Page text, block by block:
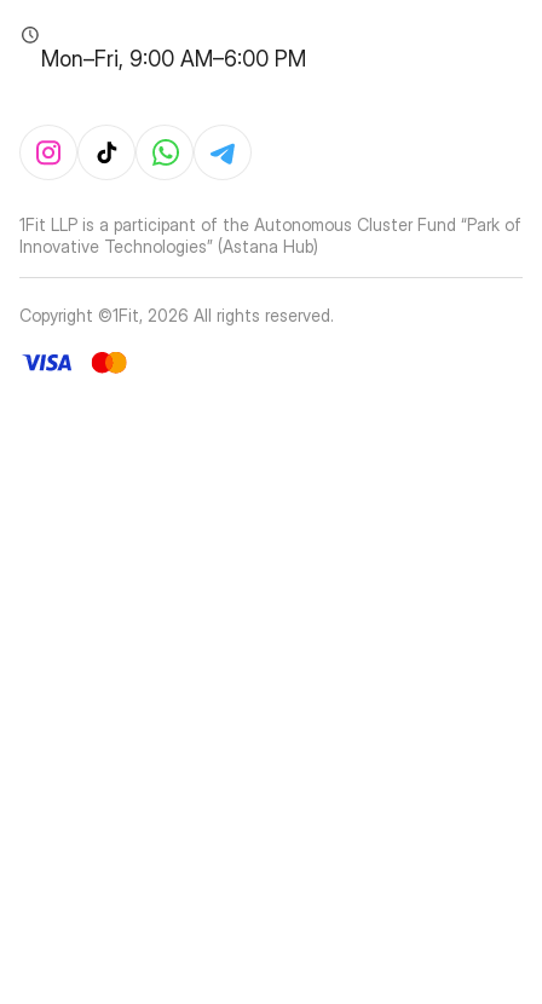
Mon–Fri, 9:00 AM–6:00 PM
1Fit LLP is a participant of the Autonomous Cluster Fund “Park of
Innovative Technologies” (Astana Hub)
Copyright ©1Fit, 2026 All rights reserved.